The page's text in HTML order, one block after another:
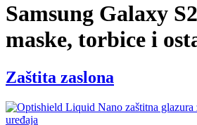
Samsung Galaxy
maske, torbice i
Zaštita zaslona